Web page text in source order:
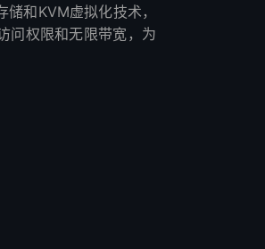
和KVM虚拟化技术，
问权限和无限带宽，为